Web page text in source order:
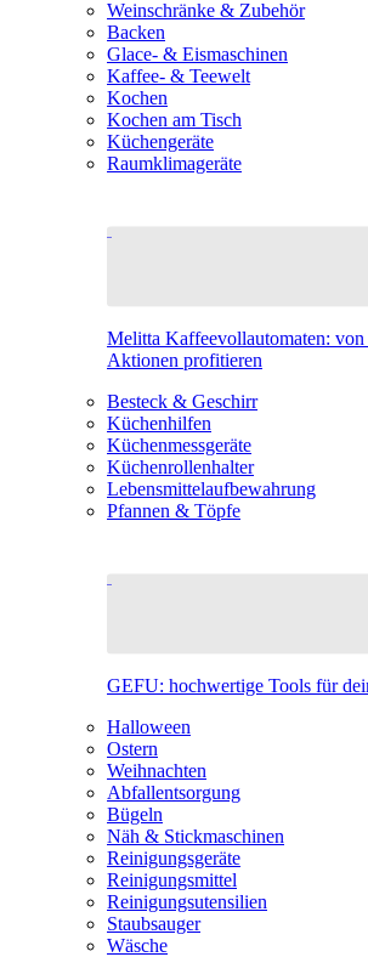
Weinschränke & Zubehör
Backen
Glace- & Eismaschinen
Kaffee- & Teewelt
Kochen
Kochen am Tisch
Küchengeräte
Raumklimageräte
Melitta Kaffeevollautomaten: von
Aktionen profitieren
Besteck & Geschirr
Küchenhilfen
Küchenmessgeräte
Küchenrollenhalter
Lebensmittelaufbewahrung
Pfannen & Töpfe
GEFU: hochwertige Tools für
Halloween
Ostern
Weihnachten
Abfallentsorgung
Bügeln
Näh & Stickmaschinen
Reinigungsgeräte
Reinigungsmittel
Reinigungsutensilien
Staubsauger
Wäsche